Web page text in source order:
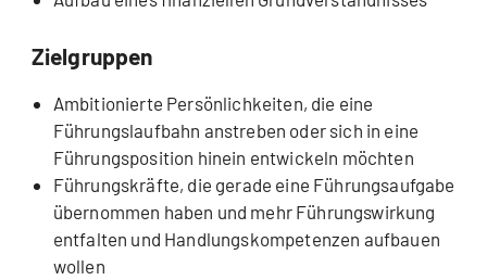
Zielgruppen
Ambitionierte Persönlichkeiten, die eine
Führungslaufbahn anstreben oder sich in eine
Führungsposition hinein entwickeln möchten
Führungskräfte, die gerade eine Führungsaufgabe
übernommen haben und mehr Führungswirkung
entfalten und Handlungskompetenzen aufbauen
wollen